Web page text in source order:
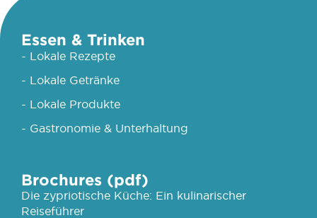
Essen & Trinken
- Lokale Rezepte
- Lokale Getränke
- Lokale Produkte
- Gastronomie & Unterhaltung
Brochures (pdf)
Die zypriotische Küche: Ein kulinarischer
Reiseführer